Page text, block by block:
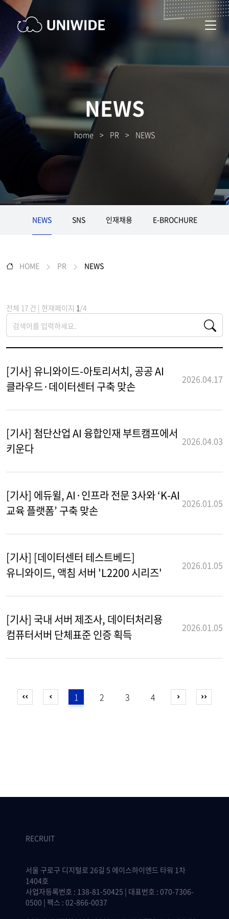
NEWS
home > PR > NEWS
NEWS SNS 인재채용 E-BROCHURE
HOME PR NEWS
전체 17 건 | 현재페이지 1/4
[기사] 유니와이드-아토리서치, 공공 AI
클라우드·데이터센터 구축 맞손
2026.04.17
[기사] 첨단산업 AI 융합인재 부트캠프에서
키운다
2026.04.03
[기사] 에듀윌, AI·인프라 전문 3사와 ‘K-AI
교육 플랫폼’ 구축 맞손
2026.01.05
[기사] [데이터센터 테스트베드]
유니와이드, 액침 서버 'L2200 시리즈'
2026.01.05
[기사] 국내 서버 제조사, 데이터처리용
컴퓨터서버 단체표준 인증 획득
2026.01.05
1 2 3 4
RECRUIT
서울 구로구 디지털로 26길 5 에이스하이엔드 타워 1차
1404호
사업자등록번호 : 138-81-50425 | 대표번호 : 070-7306-
0500 | 팩스 : 02-866-0037